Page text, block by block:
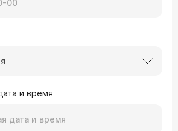
и время